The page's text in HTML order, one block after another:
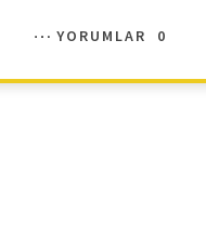
YORUMLAR 0